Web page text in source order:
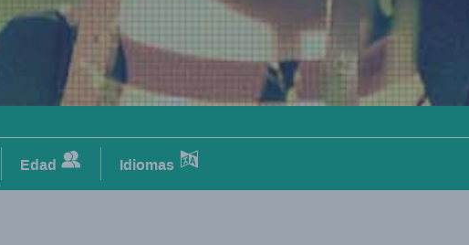
Edad Idiomas